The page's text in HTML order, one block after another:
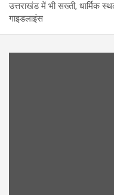
उत्तराखंड में भी सख्ती, धार्मिक
गाइडलाइंस